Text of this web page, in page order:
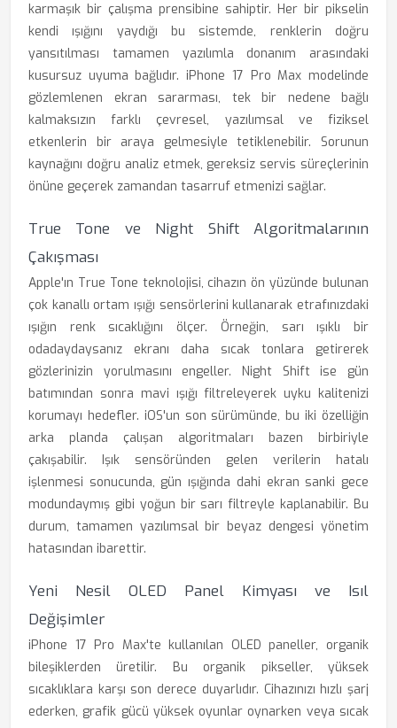
karmaşık bir çalışma prensibine sahiptir. Her bir pikselin
kendi ışığını yaydığı bu sistemde, renklerin doğru
yansıtılması tamamen yazılımla donanım arasındaki
kusursuz uyuma bağlıdır. iPhone 17 Pro Max modelinde
gözlemlenen ekran sararması, tek bir nedene bağlı
kalmaksızın farklı çevresel, yazılımsal ve fiziksel
etkenlerin bir araya gelmesiyle tetiklenebilir. Sorunun
kaynağını doğru analiz etmek, gereksiz servis süreçlerinin
önüne geçerek zamandan tasarruf etmenizi sağlar.
True Tone ve Night Shift Algoritmalarının
Çakışması
Apple'ın True Tone teknolojisi, cihazın ön yüzünde bulunan
çok kanallı ortam ışığı sensörlerini kullanarak etrafınızdaki
ışığın renk sıcaklığını ölçer. Örneğin, sarı ışıklı bir
odadaydaysanız ekranı daha sıcak tonlara getirerek
gözlerinizin yorulmasını engeller. Night Shift ise gün
batımından sonra mavi ışığı filtreleyerek uyku kalitenizi
korumayı hedefler. iOS'un son sürümünde, bu iki özelliğin
arka planda çalışan algoritmaları bazen birbiriyle
çakışabilir. Işık sensöründen gelen verilerin hatalı
işlenmesi sonucunda, gün ışığında dahi ekran sanki gece
modundaymış gibi yoğun bir sarı filtreyle kaplanabilir. Bu
durum, tamamen yazılımsal bir beyaz dengesi yönetim
hatasından ibarettir.
Yeni Nesil OLED Panel Kimyası ve Isıl
Değişimler
iPhone 17 Pro Max'te kullanılan OLED paneller, organik
bileşiklerden üretilir. Bu organik pikseller, yüksek
sıcaklıklara karşı son derece duyarlıdır. Cihazınızı hızlı şarj
ederken, grafik gücü yüksek oyunlar oynarken veya sıcak